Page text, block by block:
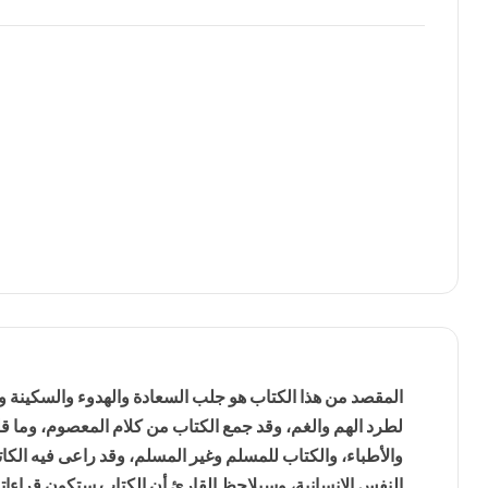
المقصد من هذا الكتاب هو جلب السعادة والهدوء والسكينة
لطرد الهم والغم، وقد جمع الكتاب من كلام المعصوم، وما
والأطباء، والكتاب للمسلم وغير المسلم، وقد راعى فيه